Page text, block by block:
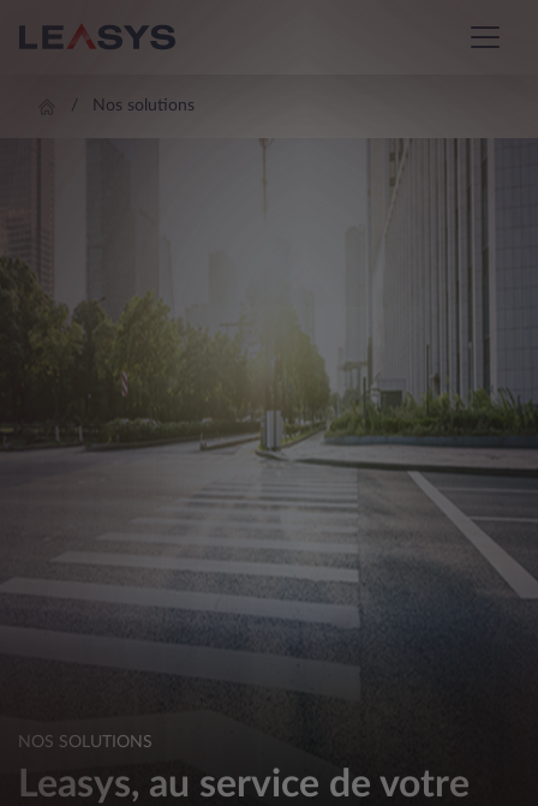
Nos solutions
NOS SOLUTIONS
Leasys, au service de votre